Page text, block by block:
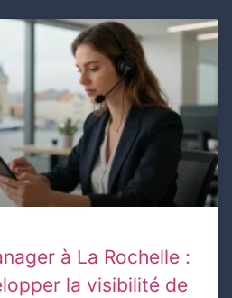
à La Rochelle :
la visibilité de